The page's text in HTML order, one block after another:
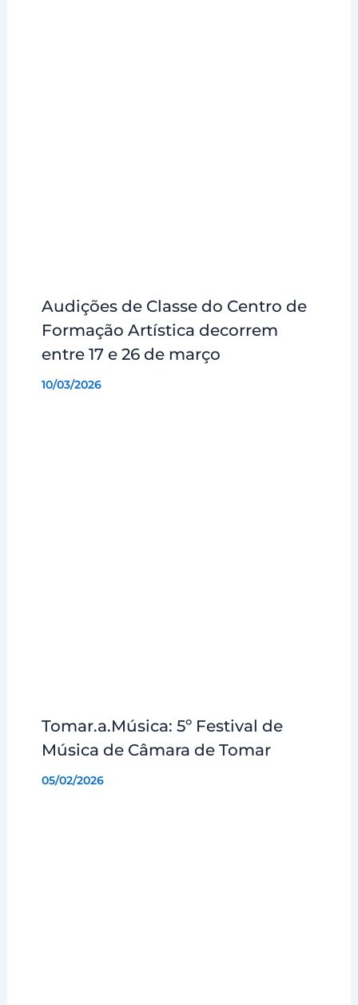
Audições de Classe do Centro de
Formação Artística decorrem
entre 17 e 26 de março
10/03/2026
Tomar.a.Música: 5º Festival de
Música de Câmara de Tomar
05/02/2026